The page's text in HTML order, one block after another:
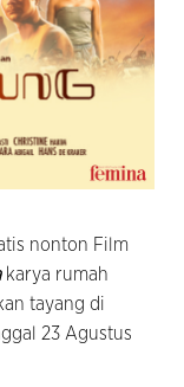
nonton Film
karya rumah
tayang di
23 Agustus